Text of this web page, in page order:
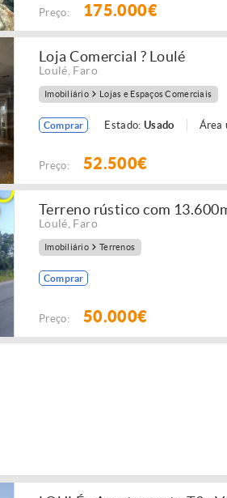
Preço: 175.000€
Loja Comercial ? Loulé
Loulé Faro
Imobiliário Lojas e Espaços Comerciais
Comprar Estado: Usado Área
Preço: 52.500€
Terreno rústico com
Loulé Faro
Imobiliário Terrenos
Comprar
Preço: 50.000€